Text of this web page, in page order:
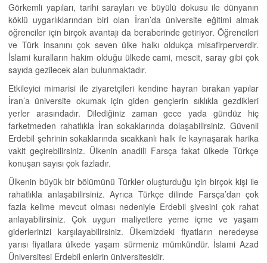
Görkemli yapıları, tarihi sarayları ve büyülü dokusu ile dünyanın
köklü uygarlıklarından biri olan İran’da üniversite eğitimi almak
öğrenciler için birçok avantajı da beraberinde getiriyor. Öğrencileri
ve Türk insanını çok seven ülke halkı oldukça misafirperverdir.
İslami kuralların hakim olduğu ülkede cami, mescit, saray gibi çok
sayıda gezilecek alan bulunmaktadır.
Etkileyici mimarisi ile ziyaretçileri kendine hayran bırakan yapılar
İran’a üniversite okumak için giden gençlerin sıklıkla gezdikleri
yerler arasındadır. Dilediğiniz zaman gece yada gündüz hiç
farketmeden rahatlıkla İran sokaklarında dolaşabilirsiniz. Güvenli
Erdebil şehrinin sokaklarında sıcakkanlı halk ile kaynaşarak harika
vakit geçirebilirsiniz. Ülkenin anadili Farsça fakat ülkede Türkçe
konuşan sayısı çok fazladır.
Ülkenin büyük bir bölümünü Türkler oluşturduğu için birçok kişi ile
rahatlıkla anlaşabilirsiniz. Ayrıca Türkçe dilinde Farsça’dan çok
fazla kelime mevcut olması nedeniyle Erdebil şivesini çok rahat
anlayabilirsiniz. Çok uygun maliyetlere yeme içme ve yaşam
giderlerinizi karşılayabilirsiniz. Ülkemizdeki fiyatların neredeyse
yarısı fiyatlara ülkede yaşam sürmeniz mümkündür. İslami Azad
Üniversitesi Erdebil enlerin üniversitesidir.